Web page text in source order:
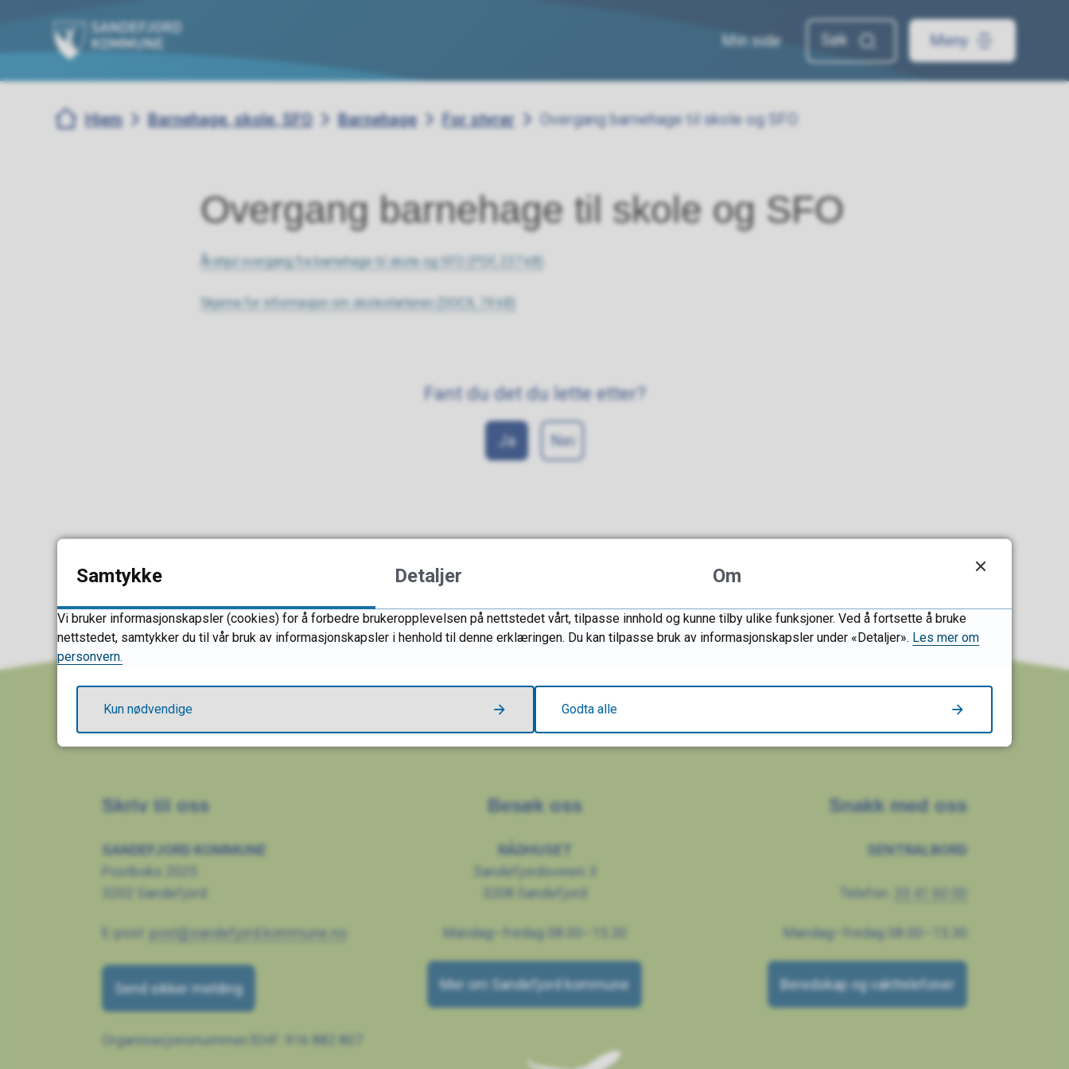
Min side Meny
Du er her:
Hjem Barnehage, skole, SFO Barnehage For styrer Overgang barnehage til skole og SFO
Overgang barnehage til skole og SFO
Årshjul overgang fra barnehage til skole og SFO (PDF, 237 kB)
Skjema for informasjon om skolestarteren (DOCX, 74 kB)
Fant du det du lette etter?
Ja Nei
Skriv til oss
SANDEFJORD KOMMUNE
Postboks 2025
3202 Sandefjord
E-post: post@sandefjord.kommune.no
Send sikker melding
Organisasjonsnummer/EHF: 916 882 807
Besøk oss
RÅDHUSET
Sandefjordsveien 3
3208 Sandefjord
Mandag–fredag 08.00–15.30
Mer om Sandefjord kommune
Snakk med oss
SENTRALBORD
Telefon:
Mandag–fredag 08.00–15.30
Beredskap og vakttelefoner
Samtykke Detaljer Om
Vi bruker informasjonskapsler (cookies) for å forbedre brukeropplevelsen på nettstedet vårt, tilpasse innhold og kunne tilby ulike funksjoner. Ved å fortsette å bruke
nettstedet, samtykker du til vår bruk av informasjonskapsler i henhold til denne erklæringen. Du kan tilpasse bruk av informasjonskapsler under «Detaljer». Les mer om
personvern.
Kun nødvendige Godta alle